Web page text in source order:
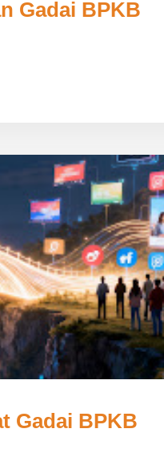
Gadai BPKB
Gadai BPKB